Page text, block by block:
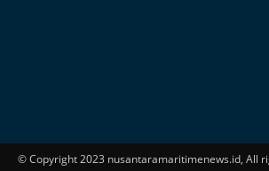
© Copyright 2023 nusantaramaritimenews.id, All